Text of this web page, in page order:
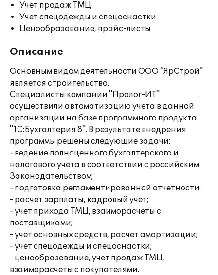
Учет продаж ТМЦ
Учет спецодежды и спецоснастки
Ценообразование, прайс-листы
Описание
Основным видом деятельности ООО "ЯрСтрой"
является строительство.
Специалисты компании "Пролог-ИТ"
осуществили автоматизацию учета в данной
организации на базе программного продукта
"1С:Бухгалтерия 8". В результате внедрения
программы решены следующие задачи:
- ведение полноценного бухгалтерского и
налогового учета в соответствии с российским
Законодательством;
- подготовка регламентированной отчетности;
- расчет зарплаты, кадровый учет;
- учет прихода ТМЦ, взаиморасчеты с
поставщиками;
- учет основных средств, расчет амортизации;
- учет спецодежды и спецоснастки;
- ценообразование, учет продаж ТМЦ,
взаиморасчеты с покупателями.